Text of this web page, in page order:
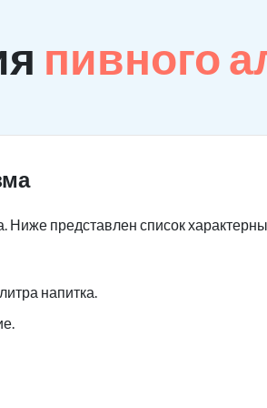
пивного
Ниже представлен список
напитка.